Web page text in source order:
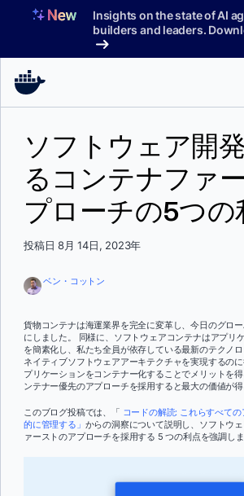
へ
Insights on the state of AI
builders and leaders.
製品
サポート
索
サインイン
ソフトウェア開
るコンテナファ
プローチの5つの
投稿日 8月 14日, 2023年
ベン・コットン
貨物コンテナは海運業界を完全に変革し、今日のグロ
にしました。 同様に、ソフトウェアコンテナはアプリ
を簡素化し、私たち全員が依存している最新のテクノ
ネイティブソフトウェアアーキテクチャを実現するの
プリケーションをコンテナー化することでメリットを
ンテナー優先のアプローチを採用すると最大の価値が得
このブログ投稿では、「 コードの解読: これらすべて
的に管理する」 からの洞察について説明し、ソフトウ
ァーストのアプローチを採用する 5 つの利点を強調しま